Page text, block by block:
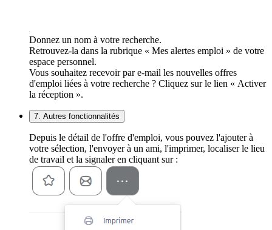
Donnez un nom à votre recherche.
Retrouvez-la dans la rubrique « Mes alertes emploi » de votre
espace personnel.
Vous souhaitez recevoir par e-mail les nouvelles offres
d'emploi liées à votre recherche ? Cliquez sur le lien « Activer
la réception ».
7. Autres fonctionnalités
Depuis le détail de l'offre d'emploi, vous pouvez l'ajouter à
votre sélection, l'envoyer à un ami, l'imprimer, localiser le lieu
de travail et la signaler en cliquant sur :